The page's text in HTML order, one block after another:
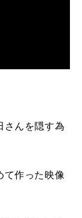
さんを隠す為
て作った映像